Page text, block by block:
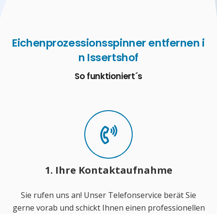
Eichenprozessionsspinner entfernen i
n Issertshof
So funktioniert´s
1. Ihre Kontaktaufnahme
Sie rufen uns an! Unser Telefonservice berät Sie
gerne vorab und schickt Ihnen einen professionellen